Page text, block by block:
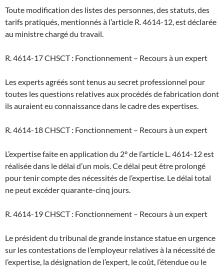
Toute modification des listes des personnes, des statuts, des
tarifs pratiqués, mentionnés à l’article R. 4614-12, est déclarée
au ministre chargé du travail.
R. 4614-17 CHSCT : Fonctionnement – Recours à un expert
Les experts agréés sont tenus au secret professionnel pour
toutes les questions relatives aux procédés de fabrication dont
ils auraient eu connaissance dans le cadre des expertises.
R. 4614-18 CHSCT : Fonctionnement – Recours à un expert
L’expertise faite en application du 2° de l’article L. 4614-12 est
réalisée dans le délai d’un mois. Ce délai peut être prolongé
pour tenir compte des nécessités de l’expertise. Le délai total
ne peut excéder quarante-cinq jours.
R. 4614-19 CHSCT : Fonctionnement – Recours à un expert
Le président du tribunal de grande instance statue en urgence
sur les contestations de l’employeur relatives à la nécessité de
l’expertise, la désignation de l’expert, le coût, l’étendue ou le